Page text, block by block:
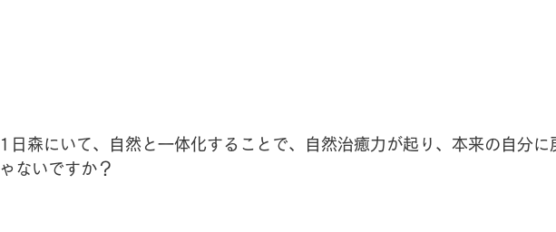
1日森にいて、自然と一体化することで、自然治癒力が起り、本来の自分に
ゃないですか？